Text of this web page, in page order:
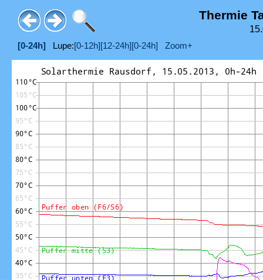
Thermie
15.
[0-24h] Lupe:[0-12h] [12-24h] [0-24h] Zoom+